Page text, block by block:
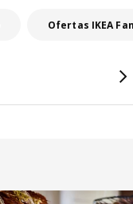
Ofertas IKEA